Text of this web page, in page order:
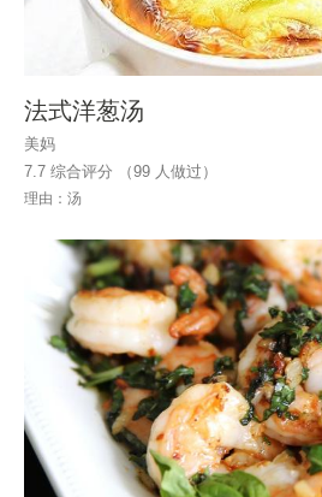
法式洋葱汤
美妈
7.7 综合评分 （99 人做过）
理由：汤